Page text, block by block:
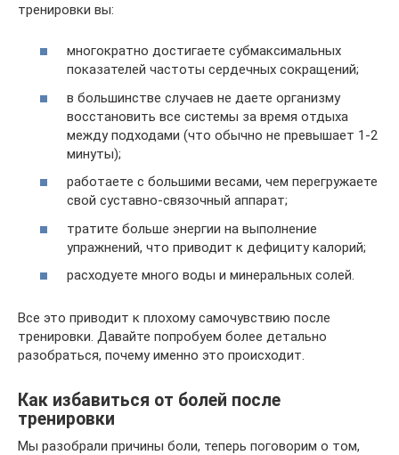
тренировки вы:
многократно достигаете субмаксимальных
показателей частоты сердечных сокращений;
в большинстве случаев не даете организму
восстановить все системы за время отдыха
между подходами (что обычно не превышает 1-2
минуты);
работаете с большими весами, чем перегружаете
свой суставно-связочный аппарат;
тратите больше энергии на выполнение
упражнений, что приводит к дефициту калорий;
расходуете много воды и минеральных солей.
Все это приводит к плохому самочувствию после
тренировки. Давайте попробуем более детально
разобраться, почему именно это происходит.
Как избавиться от болей после
тренировки
Мы разобрали причины боли, теперь поговорим о том,